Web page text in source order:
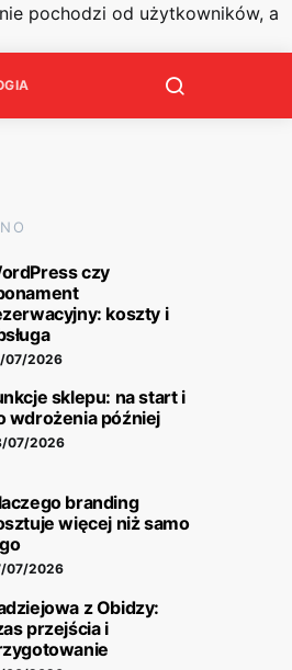
pochodzi od użytkowników, a
czy
koszty i
07/2026
sklepu: na start i
wdrożenia później
07/2026
branding
więcej niż samo
07/2026
z Obidzy:
przejścia i